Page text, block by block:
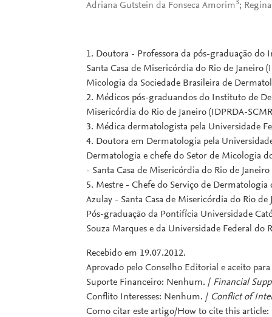
Adriana Gutstein da Fonseca Amorim3;
1. Doutora - Professora da pós-graduação
Santa Casa de Misericórdia do Rio de Janeiro
Micologia da Sociedade Brasileira de
2. Médicos pós-graduandos do Instituto de
Misericórdia do Rio de Janeiro (IDPRDA-
3. Médica dermatologista pela Universidade
4. Doutora em Dermatologia pela
Dermatologia e chefe do Setor de Micologia
- Santa Casa de Misericórdia do Rio de
5. Mestre - Chefe do Serviço de
Azulay - Santa Casa de Misericórdia do Rio
Pós-graduação da Pontifícia Universidade
Souza Marques e da Universidade Federal do
Recebido em 19.07.2012.
Aprovado pelo Conselho Editorial e aceito
Suporte Financeiro: Nenhum. / Financial
Conflito Interesses: Nenhum. / Conflict of
Como citar este artigo/How to cite this article: